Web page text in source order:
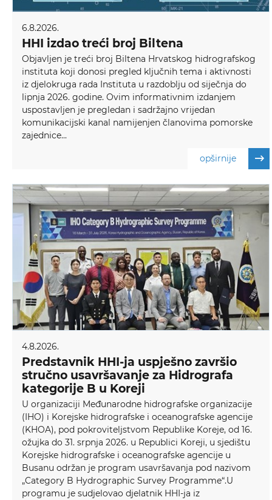
6.8.2026.
HHI izdao treći broj Biltena
Objavljen je treći broj Biltena Hrvatskog hidrografskog
instituta koji donosi pregled ključnih tema i aktivnosti
iz djelokruga rada Instituta u razdoblju od siječnja do
lipnja 2026. godine. Ovim informativnim izdanjem
uspostavljen je pregledan i sadržajno vrijedan
komunikacijski kanal namijenjen članovima pomorske
zajednice...
opširnije
4.8.2026.
Predstavnik HHI-ja uspješno završio
stručno usavršavanje za Hidrografa
kategorije B u Koreji
U organizaciji Međunarodne hidrografske organizacije
(IHO) i Korejske hidrografske i oceanografske agencije
(KHOA), pod pokroviteljstvom Republike Koreje, od 16.
ožujka do 31. srpnja 2026. u Republici Koreji, u sjedištu
Korejske hidrografske i oceanografske agencije u
Busanu održan je program usavršavanja pod nazivom
„Category B Hydrographic Survey Programme“.U
programu je sudjelovao djelatnik HHI-ja iz